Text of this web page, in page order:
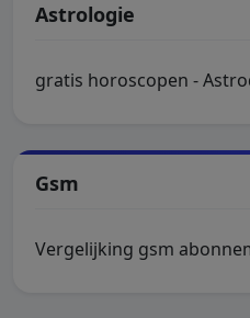
Astrologie
gratis horoscopen -
Gsm
Vergelijking gsm